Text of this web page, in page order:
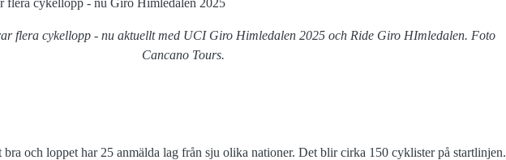
flera cykellopp - nu aktuellt med UCI Giro Himledalen 2025 och Ride Giro HImledalen. Foto
Cancano Tours.
bra och loppet har 25 anmälda lag från sju olika nationer. Det blir cirka 150 cyklister på startlinjen.